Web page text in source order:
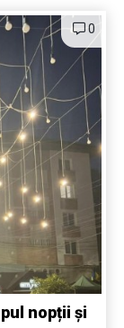
0
nopții și